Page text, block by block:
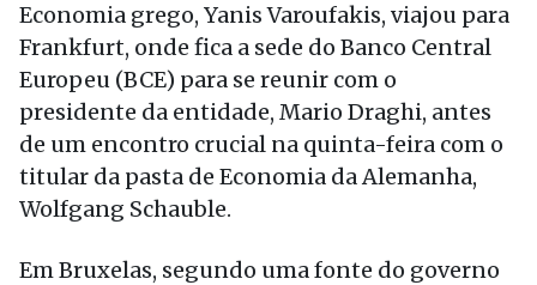
Economia grego, Yanis Varoufakis, viajou para
Frankfurt, onde fica a sede do Banco Central
Europeu (BCE) para se reunir com o
presidente da entidade, Mario Draghi, antes
de um encontro crucial na quinta-feira com o
titular da pasta de Economia da Alemanha,
Wolfgang Schauble.
Em Bruxelas, segundo uma fonte do governo